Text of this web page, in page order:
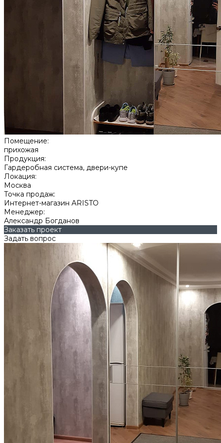
Помещение:
прихожая
Продукция:
Гардеробная система, двери-купе
Локация:
Москва
Точка продаж:
Интернет-магазин ARISTO
Менеджер:
Александр Богданов
Заказать проект
Задать вопрос